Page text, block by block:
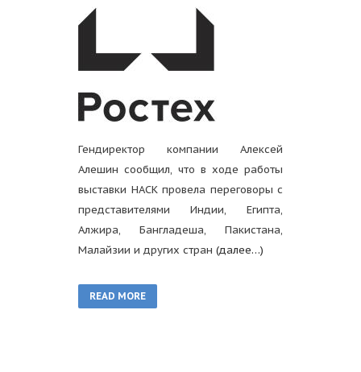
Гендиректор компании Алексей
Алешин сообщил, что в ходе работы
выставки НАСК провела переговоры с
представителями Индии, Египта,
Алжира, Бангладеша, Пакистана,
Малайзии и других стран (далее…)
READ MORE